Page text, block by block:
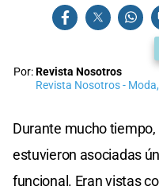
Por:Revista Nosotros
Revista Nosotros -
Durante mucho
estuvieron asociadas
funcional. Eran vistas